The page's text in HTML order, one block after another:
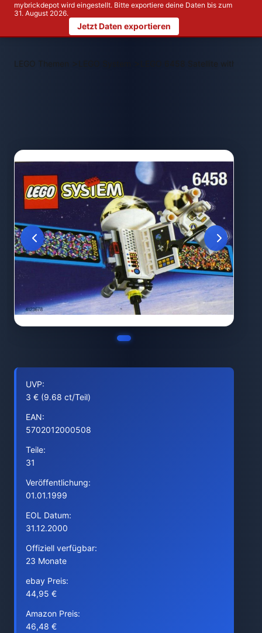
mybrickdepot wird eingestellt. Bitte exportiere deine Daten bis zum
31. August 2026.
Jetzt Daten exportieren
LEGO Themen > LEGO 6458 Satellite with
UVP:
3 € (9.68 ct/Teil)
EAN:
5702012000508
Teile:
31
Veröffentlichung:
01.01.1999
EOL Datum:
31.12.2000
Offiziell verfügbar:
23 Monate
ebay Preis:
44,95 €
Amazon Preis:
46,48 €